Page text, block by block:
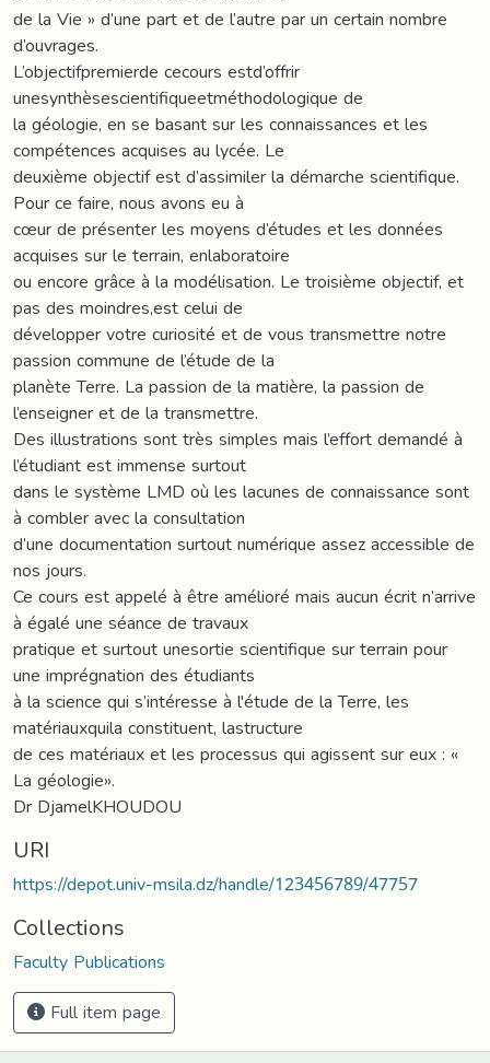
de la Vie » d’une part et de l’autre par un certain nombre
d’ouvrages.
L’objectifpremierde cecours estd’offrir
unesynthèsescientifiqueetméthodologique de
la géologie, en se basant sur les connaissances et les
compétences acquises au lycée. Le
deuxième objectif est d’assimiler la démarche scientifique.
Pour ce faire, nous avons eu à
cœur de présenter les moyens d’études et les données
acquises sur le terrain, enlaboratoire
ou encore grâce à la modélisation. Le troisième objectif, et
pas des moindres,est celui de
développer votre curiosité et de vous transmettre notre
passion commune de l’étude de la
planète Terre. La passion de la matière, la passion de
l’enseigner et de la transmettre.
Des illustrations sont très simples mais l’effort demandé à
l’étudiant est immense surtout
dans le système LMD où les lacunes de connaissance sont
à combler avec la consultation
d’une documentation surtout numérique assez accessible de
nos jours.
Ce cours est appelé à être amélioré mais aucun écrit n’arrive
à égalé une séance de travaux
pratique et surtout unesortie scientifique sur terrain pour
une imprégnation des étudiants
à la science qui s’intéresse à l'étude de la Terre, les
matériauxquila constituent, lastructure
de ces matériaux et les processus qui agissent sur eux : «
La géologie».
Dr DjamelKHOUDOU
URI
https://depot.univ-msila.dz/handle/123456789/47757
Collections
Faculty Publications
Full item page